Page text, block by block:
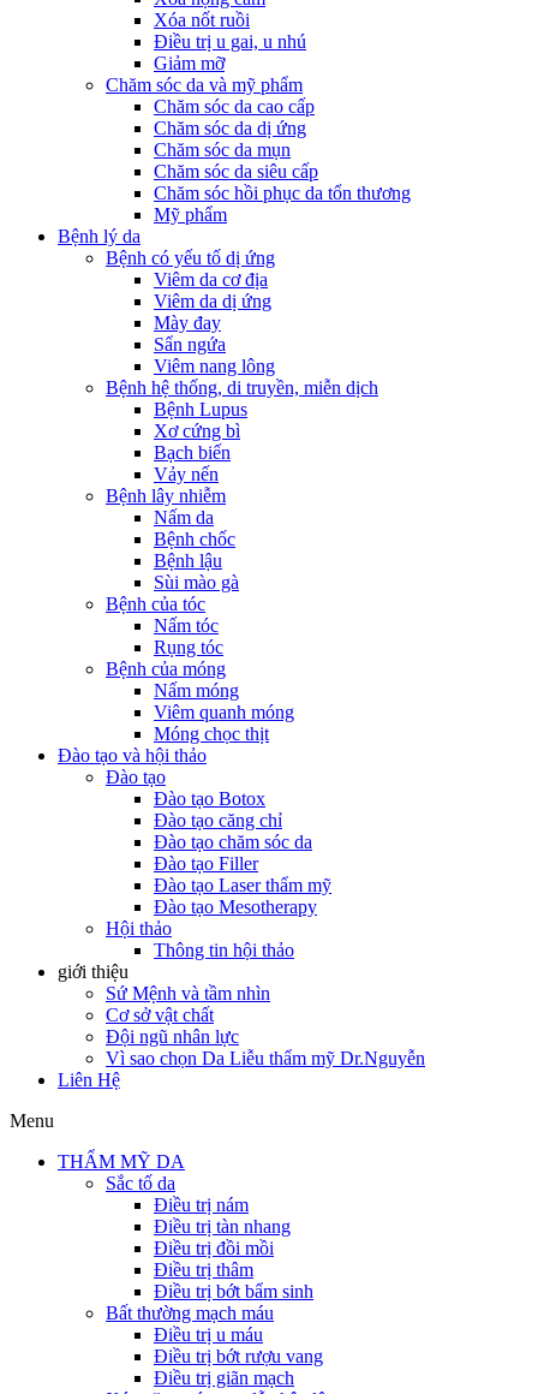
Xóa nốt ruồi
Điều trị u gai, u nhú
Giảm mỡ
Chăm sóc da và mỹ phẩm
Chăm sóc da cao cấp
Chăm sóc da dị ứng
Chăm sóc da mụn
Chăm sóc da siêu cấp
Chăm sóc hồi phục da tổn thương
Mỹ phẩm
Bệnh lý da
Bệnh có yếu tố dị ứng
Viêm da cơ địa
Viêm da dị ứng
Mày đay
Sẩn ngứa
Viêm nang lông
Bệnh hệ thống, di truyền, miễn dịch
Bệnh Lupus
Xơ cứng bì
Bạch biến
Vảy nến
Bệnh lây nhiễm
Nấm da
Bệnh chốc
Bệnh lậu
Sùi mào gà
Bệnh của tóc
Nấm tóc
Rụng tóc
Bệnh của móng
Nấm móng
Viêm quanh móng
Móng chọc thịt
Đào tạo và hội thảo
Đào tạo
Đào tạo Botox
Đào tạo căng chỉ
Đào tạo chăm sóc da
Đào tạo Filler
Đào tạo Laser thẩm mỹ
Đào tạo Mesotherapy
Hội thảo
Thông tin hội thảo
giới thiệu
Sứ Mệnh và tầm nhìn
Cơ sở vật chất
Đội ngũ nhân lực
Vì sao chọn Da Liễu thẩm mỹ Dr.Nguyễn
Liên Hệ
Menu
THẨM MỸ DA
Sắc tố da
Điều trị nám
Điều trị tàn nhang
Điều trị đồi mồi
Điều trị thâm
Điều trị bớt bẩm sinh
Bất thường mạch máu
Điều trị u máu
Điều trị bớt rượu vang
Điều trị giãn mạch